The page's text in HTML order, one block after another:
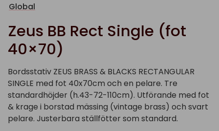
Global
Zeus BB Rect Single (fot
40×70)
Bordsstativ ZEUS BRASS & BLACKS RECTANGULAR
SINGLE med fot 40x70cm och en pelare. Tre
standardhöjder (h.43-72-110cm). Utförande med fot
& krage i borstad mässing (vintage brass) och svart
pelare. Justerbara ställfötter som standard.